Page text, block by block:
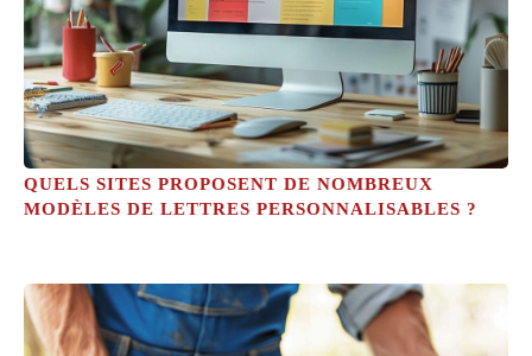
QUELS SITES PROPOSENT DE NOMBREUX
MODÈLES DE LETTRES PERSONNALISABLES ?